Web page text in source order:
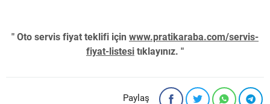
" Oto servis fiyat teklifi için www.pratikaraba.com/servis-
fiyat-listesi tıklayınız. "
Paylaş